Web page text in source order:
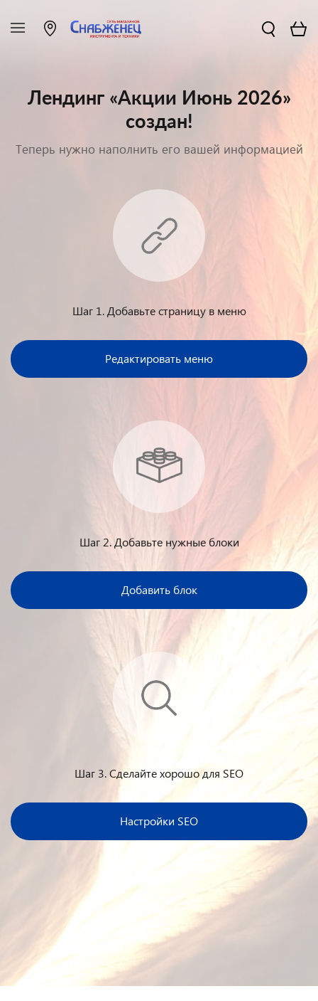
Лендинг «Акции Июнь 2026»
создан!
Теперь нужно наполнить его вашей информацией
Шаг 1. Добавьте страницу в меню
Редактировать меню
Шаг 2. Добавьте нужные блоки
Добавить блок
Шаг 3. Сделайте хорошо для SEO
Настройки SEO